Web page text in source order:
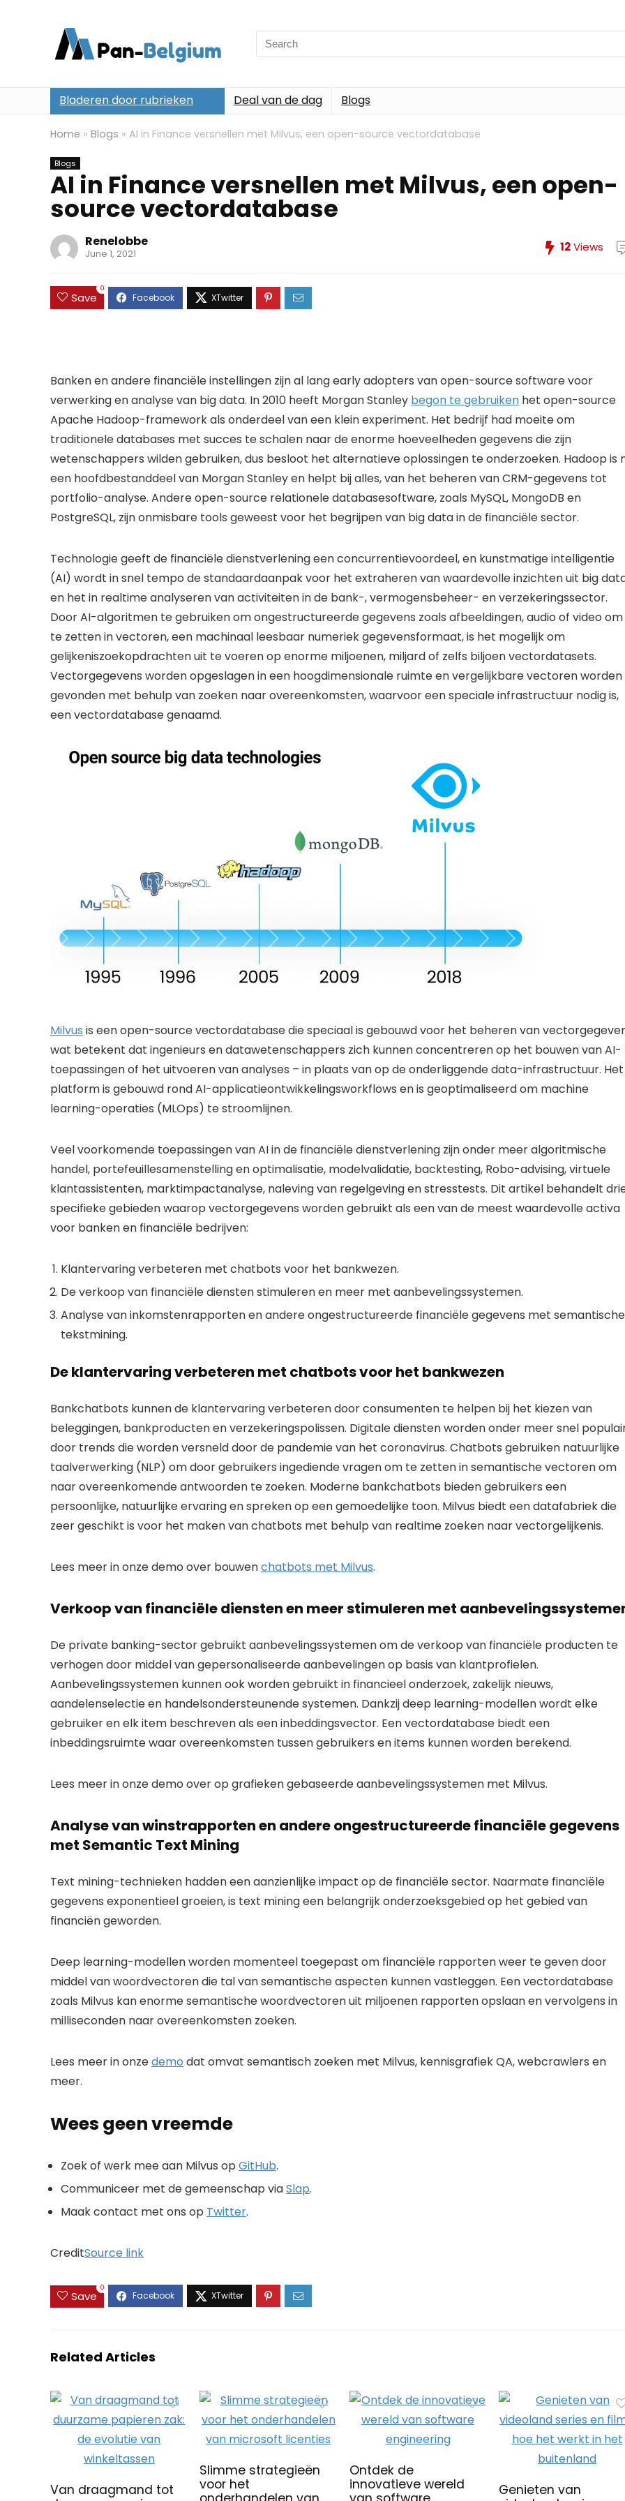
Search
for:
Bladeren door rubrieken Deal van de dag Blogs
Home » Blogs » AI in Finance versnellen met Milvus, een open-source vectordatabase
Blogs
AI in Finance versnellen met Milvus, een open-
source vectordatabase
Renelobbe
June 1, 2021 12Views
Save
0
Banken en andere financiële instellingen zijn al lang early adopters van open-source software voor
verwerking en analyse van big data. In 2010 heeft Morgan Stanley begon te gebruiken het open-source
Apache Hadoop-framework als onderdeel van een klein experiment. Het bedrijf had moeite om
traditionele databases met succes te schalen naar de enorme hoeveelheden gegevens die zijn
wetenschappers wilden gebruiken, dus besloot het alternatieve oplossingen te onderzoeken. Hadoop is
een hoofdbestanddeel van Morgan Stanley en helpt bij alles, van het beheren van CRM-gegevens tot
portfolio-analyse. Andere open-source relationele databasesoftware, zoals MySQL, MongoDB en
PostgreSQL, zijn onmisbare tools geweest voor het begrijpen van big data in de financiële sector.
Technologie geeft de financiële dienstverlening een concurrentievoordeel, en kunstmatige intelligentie
(AI) wordt in snel tempo de standaardaanpak voor het extraheren van waardevolle inzichten uit big
en het in realtime analyseren van activiteiten in de bank-, vermogensbeheer- en verzekeringssector.
Door AI-algoritmen te gebruiken om ongestructureerde gegevens zoals afbeeldingen, audio of video om
te zetten in vectoren, een machinaal leesbaar numeriek gegevensformaat, is het mogelijk om
gelijkeniszoekopdrachten uit te voeren op enorme miljoenen, miljard of zelfs biljoen vectordatasets.
Vectorgegevens worden opgeslagen in een hoogdimensionale ruimte en vergelijkbare vectoren worden
gevonden met behulp van zoeken naar overeenkomsten, waarvoor een speciale infrastructuur nodig is,
een vectordatabase genaamd.
Milvus is een open-source vectordatabase die speciaal is gebouwd voor het beheren van
wat betekent dat ingenieurs en datawetenschappers zich kunnen concentreren op het bouwen van AI-
toepassingen of het uitvoeren van analyses – in plaats van op de onderliggende data-infrastructuur. Het
platform is gebouwd rond AI-applicatieontwikkelingsworkflows en is geoptimaliseerd om machine
learning-operaties (MLOps) te stroomlijnen.
Veel voorkomende toepassingen van AI in de financiële dienstverlening zijn onder meer algoritmische
handel, portefeuillesamenstelling en optimalisatie, modelvalidatie, backtesting, Robo-advising, virtuele
klantassistenten, marktimpactanalyse, naleving van regelgeving en stresstests. Dit artikel behandelt
specifieke gebieden waarop vectorgegevens worden gebruikt als een van de meest waardevolle activa
voor banken en financiële bedrijven:
Klantervaring verbeteren met chatbots voor het bankwezen.
De verkoop van financiële diensten stimuleren en meer met aanbevelingssystemen.
Analyse van inkomstenrapporten en andere ongestructureerde financiële gegevens met semantische
tekstmining.
De klantervaring verbeteren met chatbots voor het bankwezen
Bankchatbots kunnen de klantervaring verbeteren door consumenten te helpen bij het kiezen van
beleggingen, bankproducten en verzekeringspolissen. Digitale diensten worden onder meer snel
door trends die worden versneld door de pandemie van het coronavirus. Chatbots gebruiken natuurlijke
taalverwerking (NLP) om door gebruikers ingediende vragen om te zetten in semantische vectoren om
naar overeenkomende antwoorden te zoeken. Moderne bankchatbots bieden gebruikers een
persoonlijke, natuurlijke ervaring en spreken op een gemoedelijke toon. Milvus biedt een datafabriek die
zeer geschikt is voor het maken van chatbots met behulp van realtime zoeken naar vectorgelijkenis.
Lees meer in onze demo over bouwenchatbots met Milvus.
Verkoop van financiële diensten en meer stimuleren met
De private banking-sector gebruikt aanbevelingssystemen om de verkoop van financiële producten te
verhogen door middel van gepersonaliseerde aanbevelingen op basis van klantprofielen.
Aanbevelingssystemen kunnen ook worden gebruikt in financieel onderzoek, zakelijk nieuws,
aandelenselectie en handelsondersteunende systemen. Dankzij deep learning-modellen wordt elke
gebruiker en elk item beschreven als een inbeddingsvector. Een vectordatabase biedt een
inbeddingsruimte waar overeenkomsten tussen gebruikers en items kunnen worden berekend.
Lees meer in onze demo over op grafieken gebaseerde aanbevelingssystemen met Milvus.
Analyse van winstrapporten en andere ongestructureerde financiële gegevens
met Semantic Text Mining
Text mining-technieken hadden een aanzienlijke impact op de financiële sector. Naarmate financiële
gegevens exponentieel groeien, is text mining een belangrijk onderzoeksgebied op het gebied van
financiën geworden.
Deep learning-modellen worden momenteel toegepast om financiële rapporten weer te geven door
middel van woordvectoren die tal van semantische aspecten kunnen vastleggen. Een vectordatabase
zoals Milvus kan enorme semantische woordvectoren uit miljoenen rapporten opslaan en vervolgens in
milliseconden naar overeenkomsten zoeken.
Lees meer in onzedemo dat omvat semantisch zoeken met Milvus, kennisgrafiek QA, webcrawlers en
meer.
Wees geen vreemde
Zoek of werk mee aan Milvus op GitHub.
Communiceer met de gemeenschap viaSlap.
Maak contact met ons op Twitter.
CreditSource link
Save
0
Related Articles
Van draagmand tot
Slimme strategieën
voor het
Ontdek de
innovatieve wereld
Genieten van